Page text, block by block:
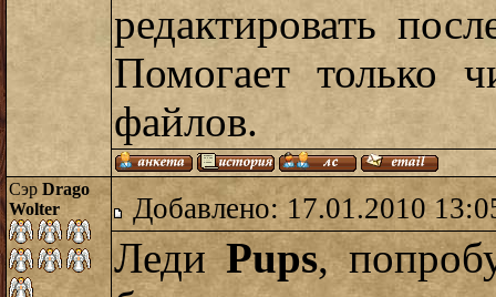
редактировать
Помогает только
файлов.
Сэр Drago
Wolter
Добавлено: 17.01.2010
ЛедиPups,